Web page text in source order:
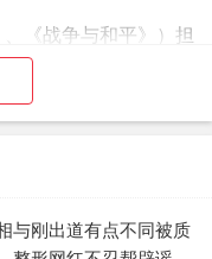
《战争与和平》）担
、《克里斯托弗·罗
影片，签订了一笔高
的行列。盖尔·加朵是
神奇女侠”令其名声
与刚出道有点不同被质